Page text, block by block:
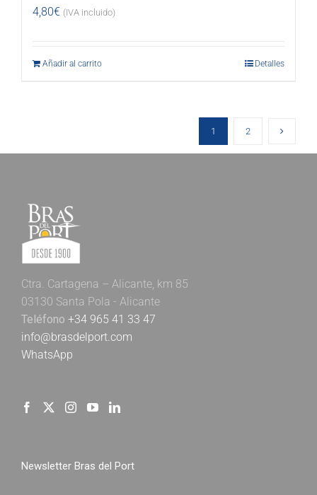
4,80€ (IVA incluido)
Añadir al carrito Detalles
1 2
Ctra. Cartagena – Alicante, km 85
03130 Santa Pola - Alicante
Teléfono +34 965 41 33 47
info@brasdelport.com
WhatsApp
Newsletter Bras del Port